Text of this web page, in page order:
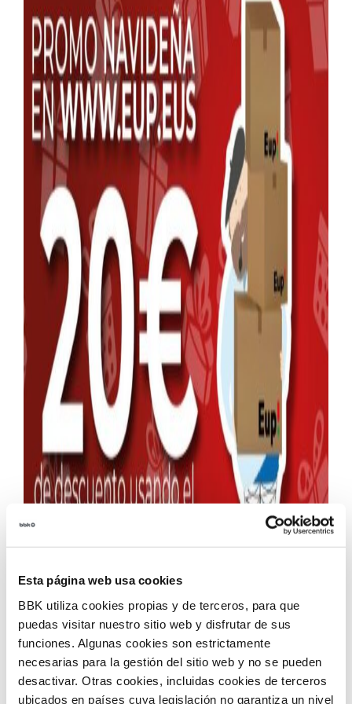
Esta página web usa cookies
BBK utiliza cookies propias y de terceros, para que
puedas visitar nuestro sitio web y disfrutar de sus
funciones. Algunas cookies son estrictamente
necesarias para la gestión del sitio web y no se pueden
desactivar. Otras cookies, incluidas cookies de terceros
ubicados en países cuya legislación no garantiza un nivel
Gabonetako kanpaina hurbiltzen ari da, eta, horrekin
batera, urteko denboraldi garrantzitsuenetako bat
tokiko merkataritzarentzat. BBK-k eta Bizkaiko Foru
Aldundiak beste behin ere lagundu egin gura dute,